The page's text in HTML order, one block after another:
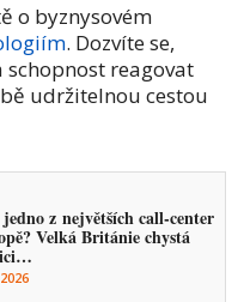
o byznysovém
. Dozvíte se,
reagovat
udržitelnou cestou
z největších call-center
Velká Británie chystá